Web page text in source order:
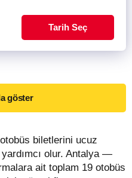
Tarih Seç
göster
biletlerini ucuz
yardımcı olur. Antalya —
ait toplam 19 otobüs